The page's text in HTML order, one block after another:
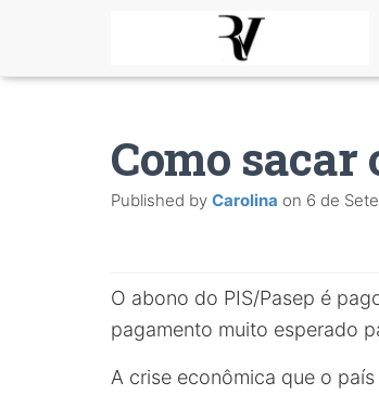
Como sacar
Published by Carolina on 6 de
O abono do PIS/Pasep é
pagamento muito esperado
A crise econômica que o